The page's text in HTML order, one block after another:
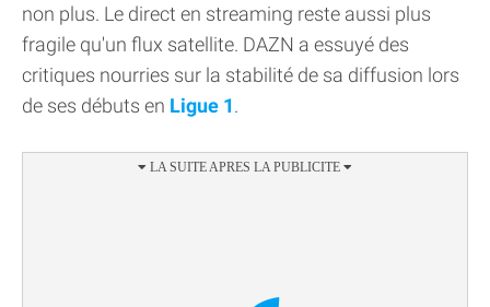
non plus. Le direct en streaming reste aussi plus
fragile qu'un flux satellite. DAZN a essuyé des
critiques nourries sur la stabilité de sa diffusion lors
de ses débuts en Ligue 1.